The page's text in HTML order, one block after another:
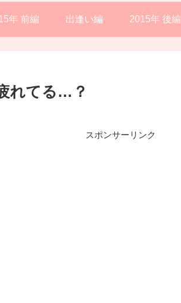
年 前編 出逢い編 2015年 後編
れてる…？
スポンサーリンク